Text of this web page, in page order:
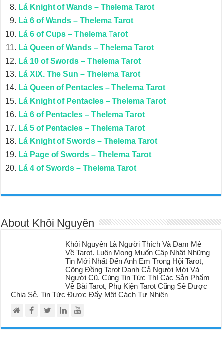
Lá Knight of Wands – Thelema Tarot
Lá 6 of Wands – Thelema Tarot
Lá 6 of Cups – Thelema Tarot
Lá Queen of Wands – Thelema Tarot
Lá 10 of Swords – Thelema Tarot
Lá XIX. The Sun – Thelema Tarot
Lá Queen of Pentacles – Thelema Tarot
Lá Knight of Pentacles – Thelema Tarot
Lá 6 of Pentacles – Thelema Tarot
Lá 5 of Pentacles – Thelema Tarot
Lá Knight of Swords – Thelema Tarot
Lá Page of Swords – Thelema Tarot
Lá 4 of Swords – Thelema Tarot
About Khôi Nguyên
Khôi Nguyên Là Người Thích Và Đam Mê
Về Tarot. Luôn Mong Muốn Cập Nhật Những
Tin Mới Nhất Đến Anh Em Trong Hội Tarot,
Cộng Đồng Tarot Danh Cả Người Mới Và
Người Cũ. Cùng Tin Tức Thì Các Sản Phẩm
Về Bài Tarot, Phụ Kiện Tarot Cũng Sẽ Được
Chia Sẻ. Tin Tức Được Đẩy Một Cách Tự Nhiên